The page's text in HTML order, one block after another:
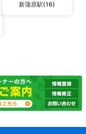
新蒲原駅(16)